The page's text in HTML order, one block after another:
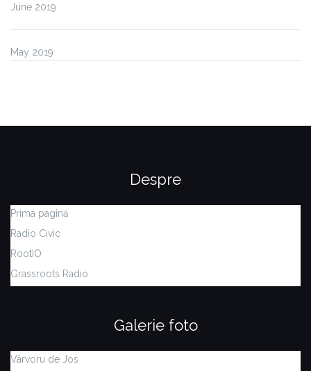
June 2019
May 2019
Despre
Prima pagină
Radio Civic
RootIO
Grassroots Radio
Galerie foto
Vârvoru de Jos